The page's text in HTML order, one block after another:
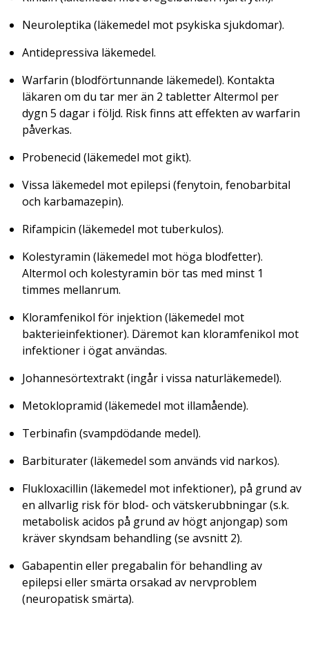
Neuroleptika (läkemedel mot psykiska sjukdomar).
Antidepressiva läkemedel.
Warfarin (blodförtunnande läkemedel). Kontakta
läkaren om du tar mer än 2 tabletter Altermol per
dygn 5 dagar i följd. Risk finns att effekten av warfarin
påverkas.
Probenecid (läkemedel mot gikt).
Vissa läkemedel mot epilepsi (fenytoin, fenobarbital
och karbamazepin).
Rifampicin (läkemedel mot tuberkulos).
Kolestyramin (läkemedel mot höga blodfetter).
Altermol och kolestyramin bör tas med minst 1
timmes mellanrum.
Kloramfenikol för injektion (läkemedel mot
bakterieinfektioner). Däremot kan kloramfenikol mot
infektioner i ögat användas.
Johannesörtextrakt (ingår i vissa naturläkemedel).
Metoklopramid (läkemedel mot illamående).
Terbinafin (svampdödande medel).
Barbiturater (läkemedel som används vid narkos).
Flukloxacillin (läkemedel mot infektioner), på grund av
en allvarlig risk för blod- och vätskerubbningar (s.k.
metabolisk acidos på grund av högt anjongap) som
kräver skyndsam behandling (se avsnitt 2).
Gabapentin eller pregabalin för behandling av
epilepsi eller smärta orsakad av nervproblem
(neuropatisk smärta).